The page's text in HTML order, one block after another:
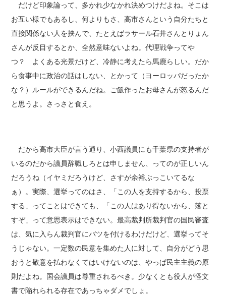
だけど印象論って、多かれ少なかれ決めつけだよね。そこは
お互い様でもあるし、何よりもさ、高市さんという自分たちと
直接関係ない人を挟んで、たとえばラサール石井さんとりょん
さんが反目するとか、全然意味ないよね。代理戦争ってや
つ？ よくある光景だけど、冷静に考えたら馬鹿らしい。だか
ら食事中に政治の話はしない、とかって（ヨーロッパだったか
な？）ルールができるんだね。ご飯作ったお母さんが怒るんだ
と思うよ。さっさと食え。
だから高市大臣が言う通り、小西議員にも千葉県の支持者が
いるのだから議員辞職しろとは申しません、ってのが正しいん
だろうね（イヤミだろうけど、さすが余裕ぶっこいてるな
ぁ）。実際、選挙ってのはさ、「この人を支持するから、投票
する」ってことはできても、「この人はあり得ないから、落と
すぞ」って意思表示はできない。最高裁判所裁判官の国民審査
は、気に入らん裁判官にバツを付けるわけだけど、選挙ってそ
うじゃない。一定数の民意を集めた人に対して、自分がどう思
おうと敬意を払わなくてはいけないのは、やっぱ民主主義の原
則だよね。国会議員は尊重されるべき。少なくとも役人が怪文
書で陥れられる存在であっちゃダメでしょ。